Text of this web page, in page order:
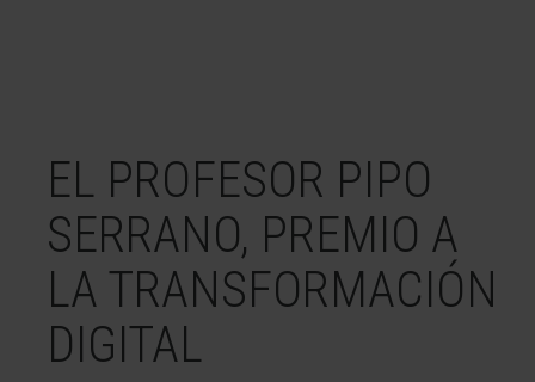
EL PROFESOR PIPO
SERRANO, PREMIO A
LA TRANSFORMACIÓN
DIGITAL